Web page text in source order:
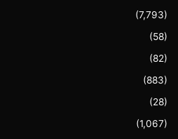
(7,793)
(58)
(82)
(883)
(28)
(1,067)